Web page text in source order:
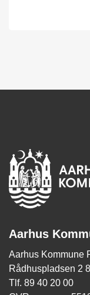
Aarhus
Aarhus Kommune
Rådhuspladsen 2
Tlf. 89 40 20 00